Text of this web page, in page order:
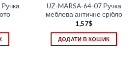
UZ-MARSA-64-07 Ручка
меблева античне срібло
1,57$
ДОДАТИ В КОШИК